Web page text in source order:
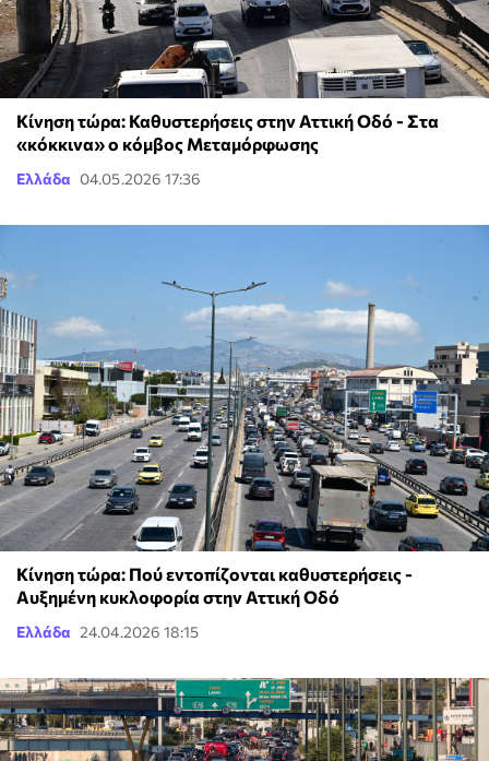
Κίνηση τώρα: Καθυστερήσεις στην Αττική Οδό - Στα
«κόκκινα» ο κόμβος Μεταμόρφωσης
Ελλάδα 04.05.2026 17:36
Κίνηση τώρα: Πού εντοπίζονται καθυστερήσεις -
Αυξημένη κυκλοφορία στην Αττική Οδό
Ελλάδα 24.04.2026 18:15